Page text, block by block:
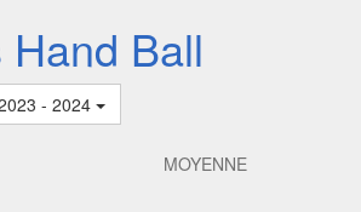
Ball
- 2024
MOYENNE